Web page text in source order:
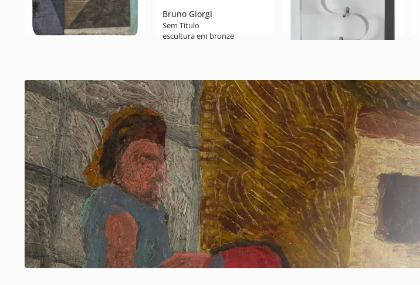
folha de ouro e óleo sobre madeira
34 x 20 x 3 cm
1991
Bruno Giorgi
Sem Título
escultura em bronze
Julio Le Parc
escultura em aço e motor
100 x 30 x 15 cm
1969